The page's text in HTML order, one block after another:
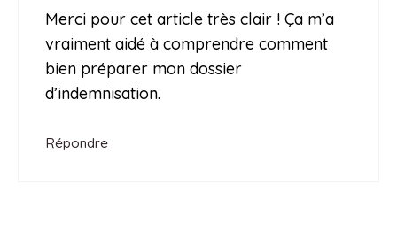
Merci pour cet article très clair ! Ça m’a
vraiment aidé à comprendre comment
bien préparer mon dossier
d’indemnisation.
Répondre